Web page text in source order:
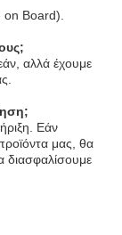
on Board).
αλλά έχουμε
Εάν
μας, θα
διασφαλίσουμε